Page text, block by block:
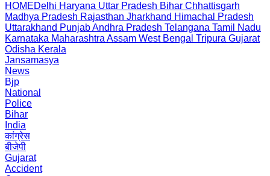
HOMEDelhi Haryana Uttar Pradesh Bihar Chhattisgarh
Madhya Pradesh Rajasthan Jharkhand Himachal Pradesh
Uttarakhand PunjabAndhra Pradesh Telangana Tamil Nadu
Karnataka Maharashtra Assam West Bengal Tripura Gujarat
Odisha Kerala
Jansamasya
News
Bjp
National
Police
Bihar
India
कांग्रेस
बीजेपी
Gujarat
Accident